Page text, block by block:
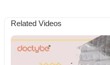
Related Videos